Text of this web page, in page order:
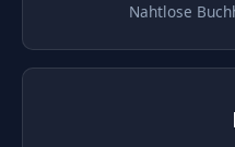
Nahtlose